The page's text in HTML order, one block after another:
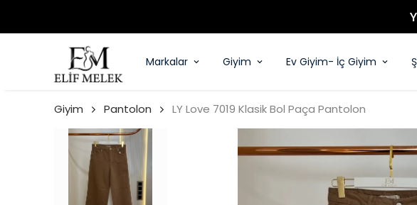
Markalar Giyim Ev Giyim- İç Giyim
Giyim Pantolon LY Love 7019 Klasik Bol Paça Pantolon